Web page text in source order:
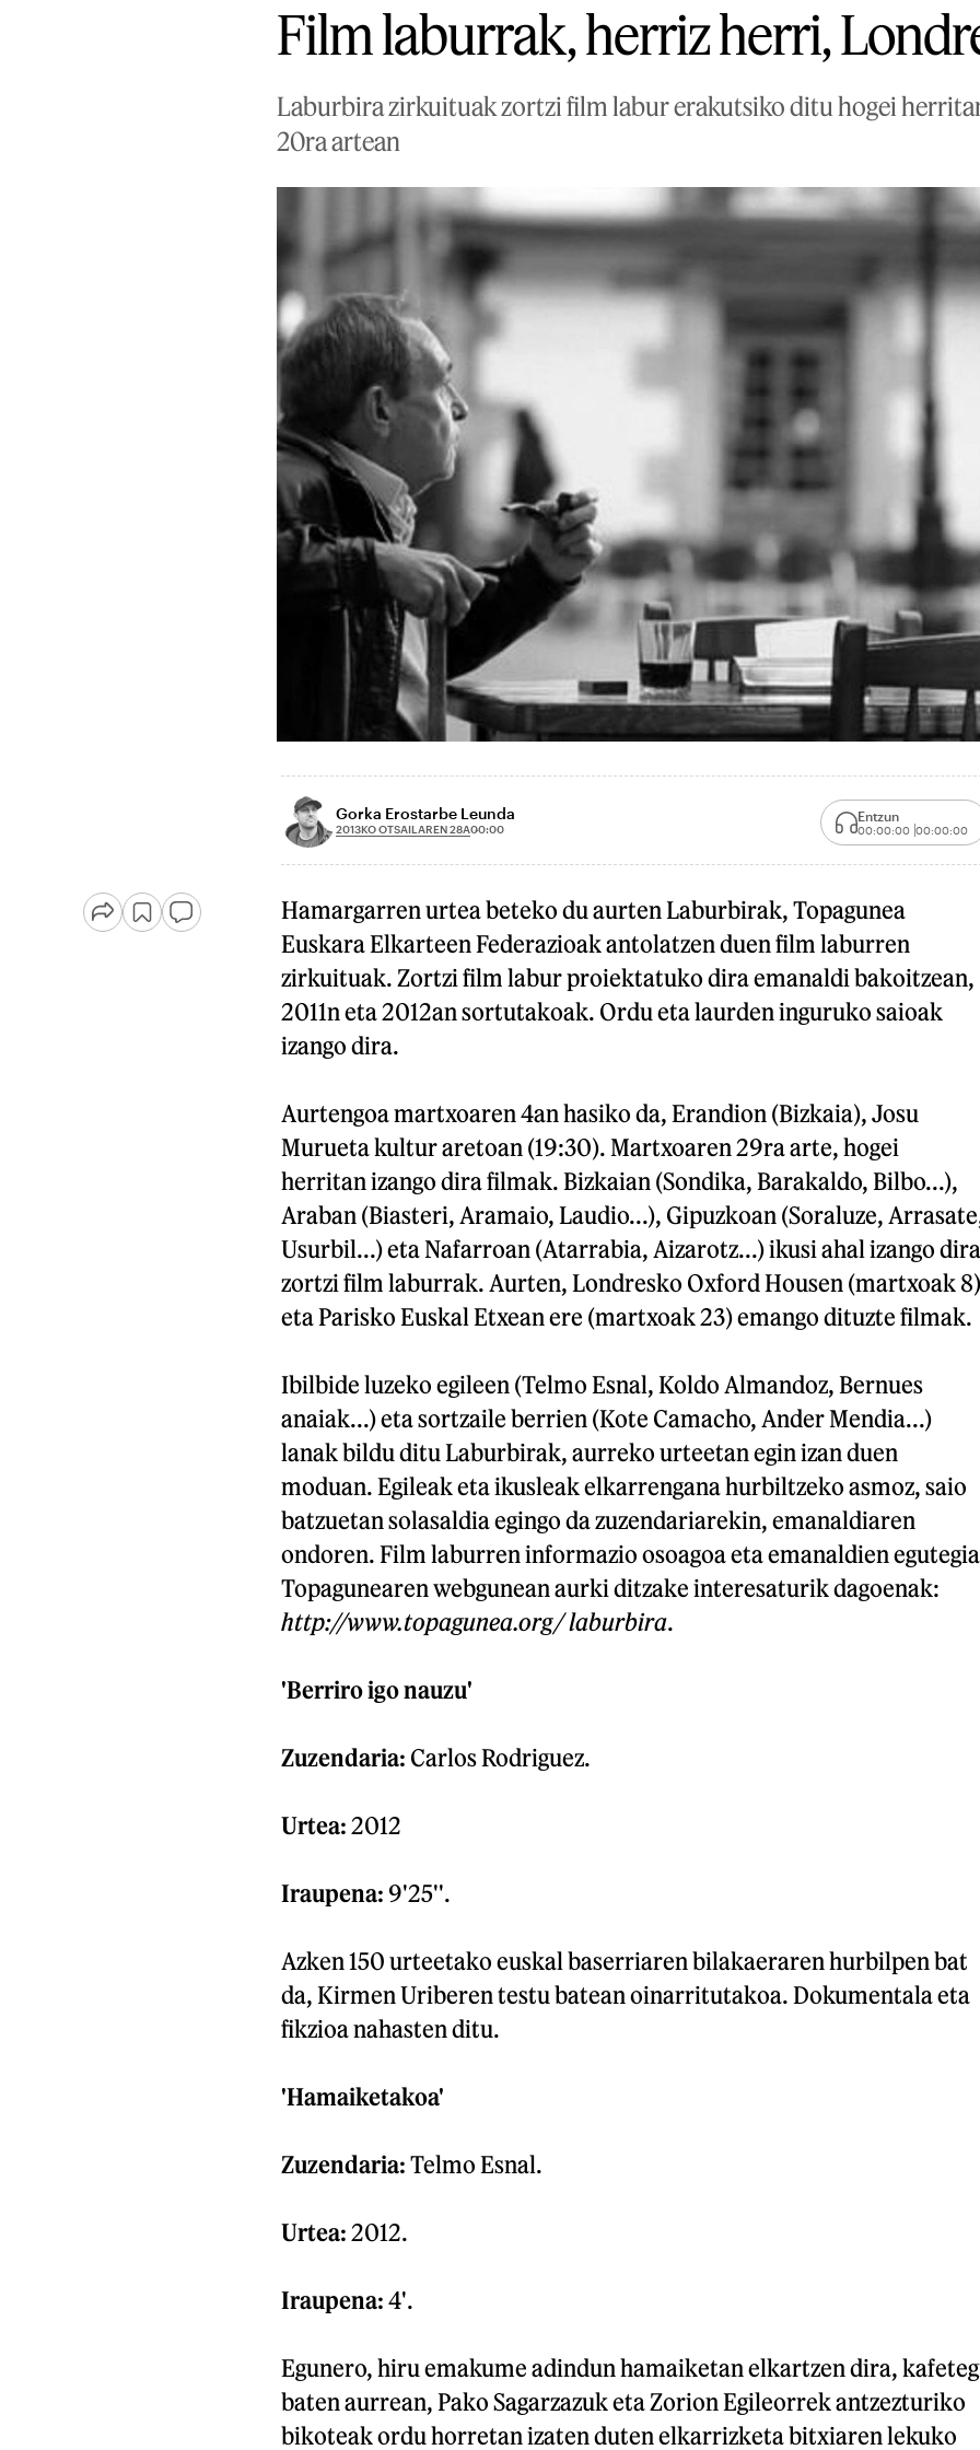
Film laburrak, herriz herri,
Laburbira zirkuituak zortzi film labur erakutsiko ditu hogei
20ra artean
Gorka Erostarbe Leunda
2013KO OTSAILAREN 28A00:00
Entzun
00:00:00 00:00:00
Hamargarren urtea beteko du aurten Laburbirak, Topagunea
Euskara Elkarteen Federazioak antolatzen duen film laburren
zirkuituak. Zortzi film labur proiektatuko dira emanaldi bakoitzean,
2011n eta 2012an sortutakoak. Ordu eta laurden inguruko saioak
izango dira.
Aurtengoa martxoaren 4an hasiko da, Erandion (Bizkaia), Josu
Murueta kultur aretoan (19:30). Martxoaren 29ra arte, hogei
herritan izango dira filmak. Bizkaian (Sondika, Barakaldo, Bilbo...),
Araban (Biasteri, Aramaio, Laudio...), Gipuzkoan (Soraluze,
Usurbil...) eta Nafarroan (Atarrabia, Aizarotz...) ikusi ahal izango dira
zortzi film laburrak. Aurten, Londresko Oxford Housen (martxoak 8)
eta Parisko Euskal Etxean ere (martxoak 23) emango dituzte filmak.
Ibilbide luzeko egileen (Telmo Esnal, Koldo Almandoz, Bernues
anaiak...) eta sortzaile berrien (Kote Camacho, Ander Mendia...)
lanak bildu ditu Laburbirak, aurreko urteetan egin izan duen
moduan. Egileak eta ikusleak elkarrengana hurbiltzeko asmoz, saio
batzuetan solasaldia egingo da zuzendariarekin, emanaldiaren
ondoren. Film laburren informazio osoagoa eta emanaldien egutegia
Topagunearen webgunean aurki ditzake interesaturik dagoenak:
http://www.topagunea.org/ laburbira.
'Berriro igo nauzu'
Zuzendaria: Carlos Rodriguez.
Urtea: 2012
Iraupena: 9'25''.
Azken 150 urteetako euskal baserriaren bilakaeraren hurbilpen bat
da, Kirmen Uriberen testu batean oinarritutakoa. Dokumentala eta
fikzioa nahasten ditu.
'Hamaiketakoa'
Zuzendaria: Telmo Esnal.
Urtea: 2012.
Iraupena: 4'.
Egunero, hiru emakume adindun hamaiketan elkartzen dira,
baten aurrean, Pako Sagarzazuk eta Zorion Egileorrek antzezturiko
bikoteak ordu horretan izaten duten elkarrizketa bitxiaren lekuko